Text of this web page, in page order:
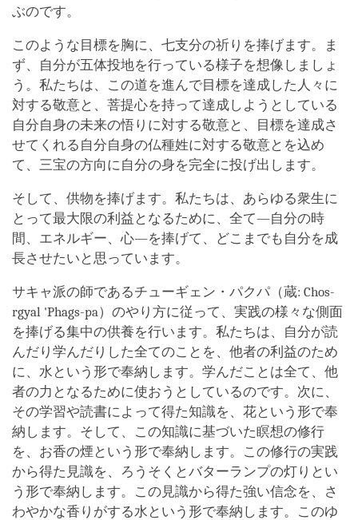
ぶのです。
このような目標を胸に、七支分の祈りを捧げます。ま
ず、自分が五体投地を行っている様子を想像しましょ
う。私たちは、この道を進んで目標を達成した人々に
対する敬意と、菩提心を持って達成しようとしている
自分自身の未来の悟りに対する敬意と、目標を達成さ
せてくれる自分自身の仏種姓に対する敬意とを込め
て、三宝の方向に自分の身を完全に投げ出します。
そして、供物を捧げます。私たちは、あらゆる衆生に
とって最大限の利益となるために、全て―自分の時
間、エネルギー、心―を捧げて、どこまでも自分を成
長させたいと思っています。
サキャ派の師であるチューギェン・パクパ（蔵: Chos-
rgyal 'Phags-pa）のやり方に従って、実践の様々な側面
を捧げる集中の供養を行います。私たちは、自分が読
んだり学んだりした全てのことを、他者の利益のため
に、水という形で奉納します。学んだことは全て、他
者の力となるために使おうとしているのです。次に、
その学習や読書によって得た知識を、花という形で奉
納します。そして、この知識に基づいた瞑想の修行
を、お香の煙という形で奉納します。この修行の実践
から得た見識を、ろうそくとバターランプの灯りとい
う形で奉納します。この見識から得た強い信念を、さ
わやかな香りがする水という形で奉納します。このゆ